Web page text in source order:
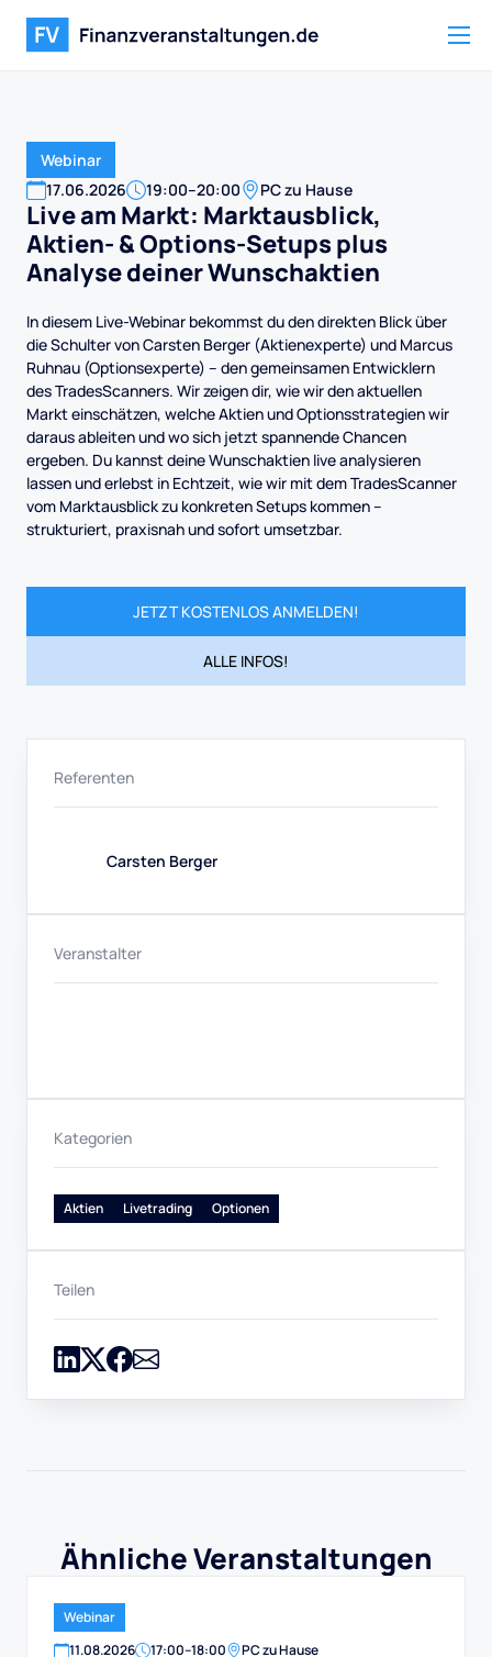
Webinar
17.06.2026 19:00–20:00 PC zu Hause
Live am Markt: Marktausblick,
Aktien- & Options-Setups plus
Analyse deiner Wunschaktien
In diesem Live-Webinar bekommst du den direkten Blick über
die Schulter von Carsten Berger (Aktienexperte) und Marcus
Ruhnau (Optionsexperte) – den gemeinsamen Entwicklern
des TradesScanners. Wir zeigen dir, wie wir den aktuellen
Markt einschätzen, welche Aktien und Optionsstrategien wir
daraus ableiten und wo sich jetzt spannende Chancen
ergeben. Du kannst deine Wunschaktien live analysieren
lassen und erlebst in Echtzeit, wie wir mit dem TradesScanner
vom Marktausblick zu konkreten Setups kommen –
strukturiert, praxisnah und sofort umsetzbar.
JETZT KOSTENLOS ANMELDEN!
ALLE INFOS!
Referenten
Carsten Berger
Veranstalter
Kategorien
Aktien Livetrading Optionen
Teilen
Ähnliche Veranstaltungen
Webinar
11.08.2026 17:00–18:00 PC zu Hause